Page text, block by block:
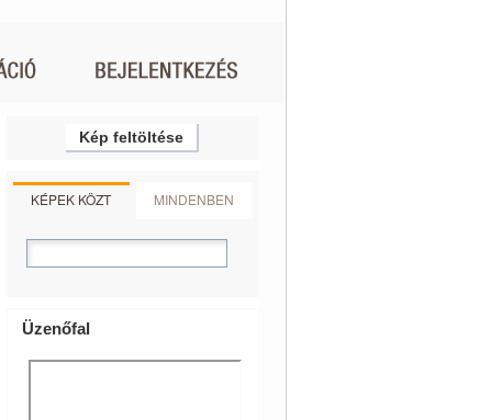
Kép feltöltése
KÉPEK KÖZT MINDENBEN
Üzenőfal